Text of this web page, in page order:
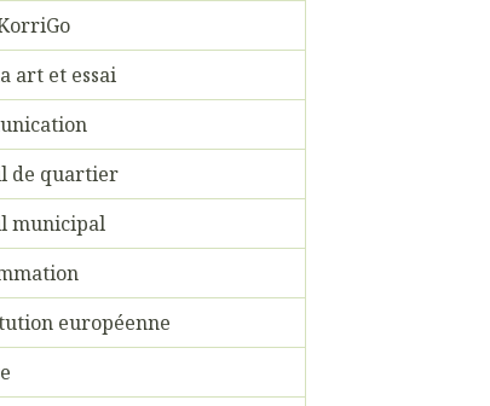
art et essai
de quartier
municipal
européenne